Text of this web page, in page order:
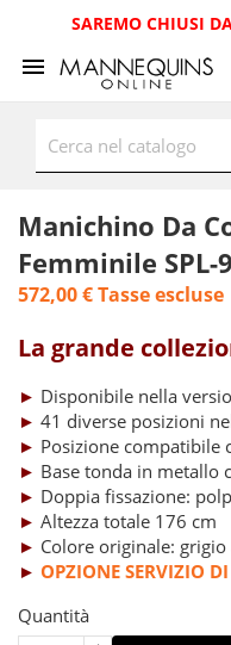
SAREMO CHIUSI
Manichino Da
Femminile SPL-9
572,00 €Tasse escluse
La grande
► Disponibile nella
► 41 diverse posizioni
► Posizione compatibile
► Base tonda in metallo
► Doppia fissazione:
► Altezza totale 176 cm
► Colore originale:
► OPZIONE SERVIZIO
Quantità